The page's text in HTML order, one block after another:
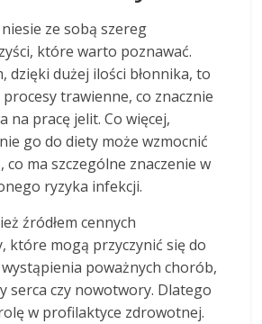
niesie ze sobą szereg
które warto poznawać.
dzięki dużej ilości błonnika, to
trawienne, co znacznie
na pracę jelit. Co więcej,
go do diety może wzmocnić
ma szczególne znaczenie w
ryzyka infekcji.
źródłem cennych
które mogą przyczynić się do
poważnych chorób,
serca czy nowotwory. Dlatego
w profilaktyce zdrowotnej.